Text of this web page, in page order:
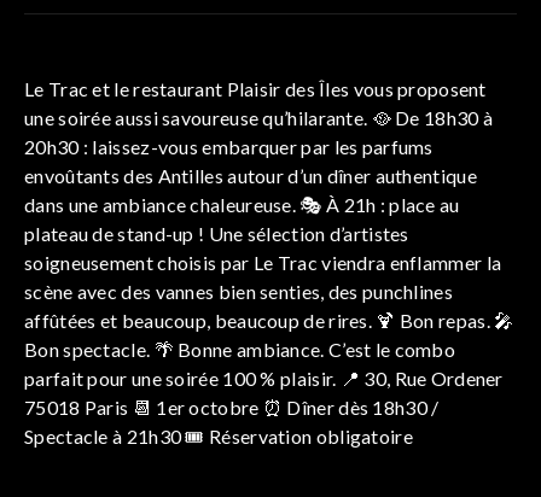
Le Trac et le restaurant Plaisir des Îles vous proposent
une soirée aussi savoureuse qu’hilarante. 🥘 De 18h30 à
20h30 : laissez-vous embarquer par les parfums
envoûtants des Antilles autour d’un dîner authentique
dans une ambiance chaleureuse. 🎭 À 21h : place au
plateau de stand-up ! Une sélection d’artistes
soigneusement choisis par Le Trac viendra enflammer la
scène avec des vannes bien senties, des punchlines
affûtées et beaucoup, beaucoup de rires. 🍹 Bon repas. 🎤
Bon spectacle. 🌴 Bonne ambiance. C’est le combo
parfait pour une soirée 100 % plaisir. 📍 30, Rue Ordener
75018 Paris 📆 1er octobre ⏰ Dîner dès 18h30 /
Spectacle à 21h30 🎟️ Réservation obligatoire